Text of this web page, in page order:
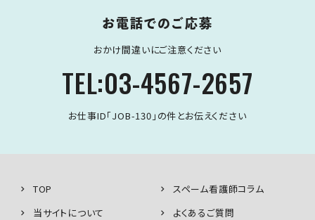
お電話でのご応募
おかけ間違いにご注意ください
TEL:03-4567-2657
お仕事ID「JOB-130」の件とお伝えください
TOP
当サイトについて
スペーム看護師コラム
よくあるご質問